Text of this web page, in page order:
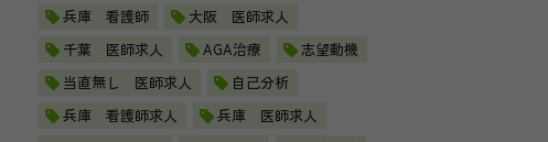
兵庫 看護師
大阪 医師求人
千葉 医師求人
AGA治療
志望動機
当直無し 医師求人
自己分析
兵庫 看護師求人
兵庫 医師求人